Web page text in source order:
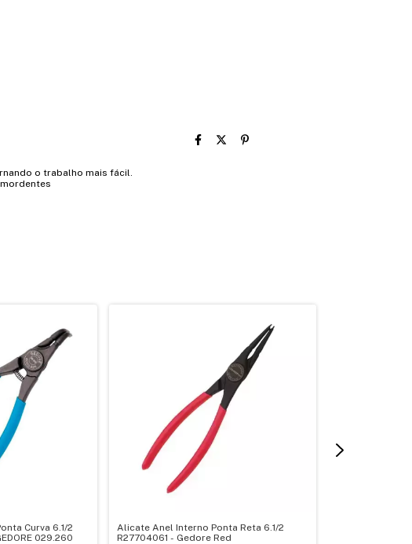
o trabalho mais fácil.
Curva 6.1/2
029.260
Alicate Anel Interno Ponta Reta 6.1/2
R27704061 - Gedore Red